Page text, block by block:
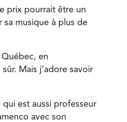
prix pourrait être un
musique à plus de
en
Mais j’adore savoir
est aussi professeur
avec son